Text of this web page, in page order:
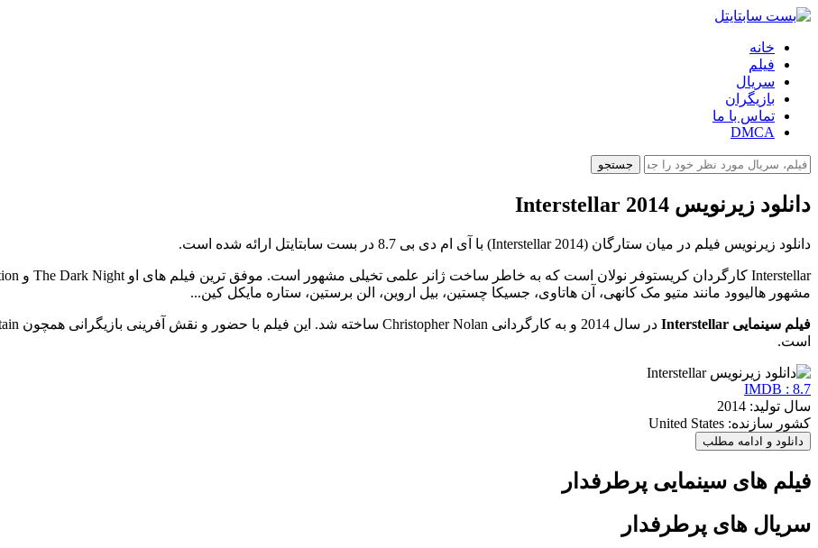
خانه
فیلم
سریال
بازیگران
تماس با ما
DMCA
جستجو
دانلود زیرنویس Interstellar 2014
دانلود زیرنویس فیلم در میان ستارگان (Interstellar 2014) با آی ام دی بی 8.7 در بست سابتایتل ارائه شده است.
مشهور هالیوود مانند متیو مک کانهی، آن هاتاوی، جسیکا چستین، بیل اروین، الن برستین، ستاره مایکل کین...
فیلم سینمایی Interstellar
است.
IMDB : 8.7
سال تولید: 2014
کشور سازنده: United States
دانلود و ادامه مطلب
فیلم های سینمایی پرطرفدار
سریال های پرطرفدار